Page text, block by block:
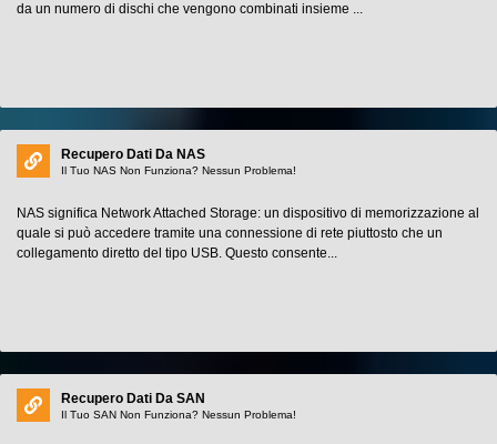
da un numero di dischi che vengono combinati insieme ...
Recupero Dati Da NAS
Il Tuo NAS Non Funziona? Nessun Problema!
NAS significa Network Attached Storage: un dispositivo di memorizzazione al
quale si può accedere tramite una connessione di rete piuttosto che un
collegamento diretto del tipo USB. Questo consente...
Recupero Dati Da SAN
Il Tuo SAN Non Funziona? Nessun Problema!